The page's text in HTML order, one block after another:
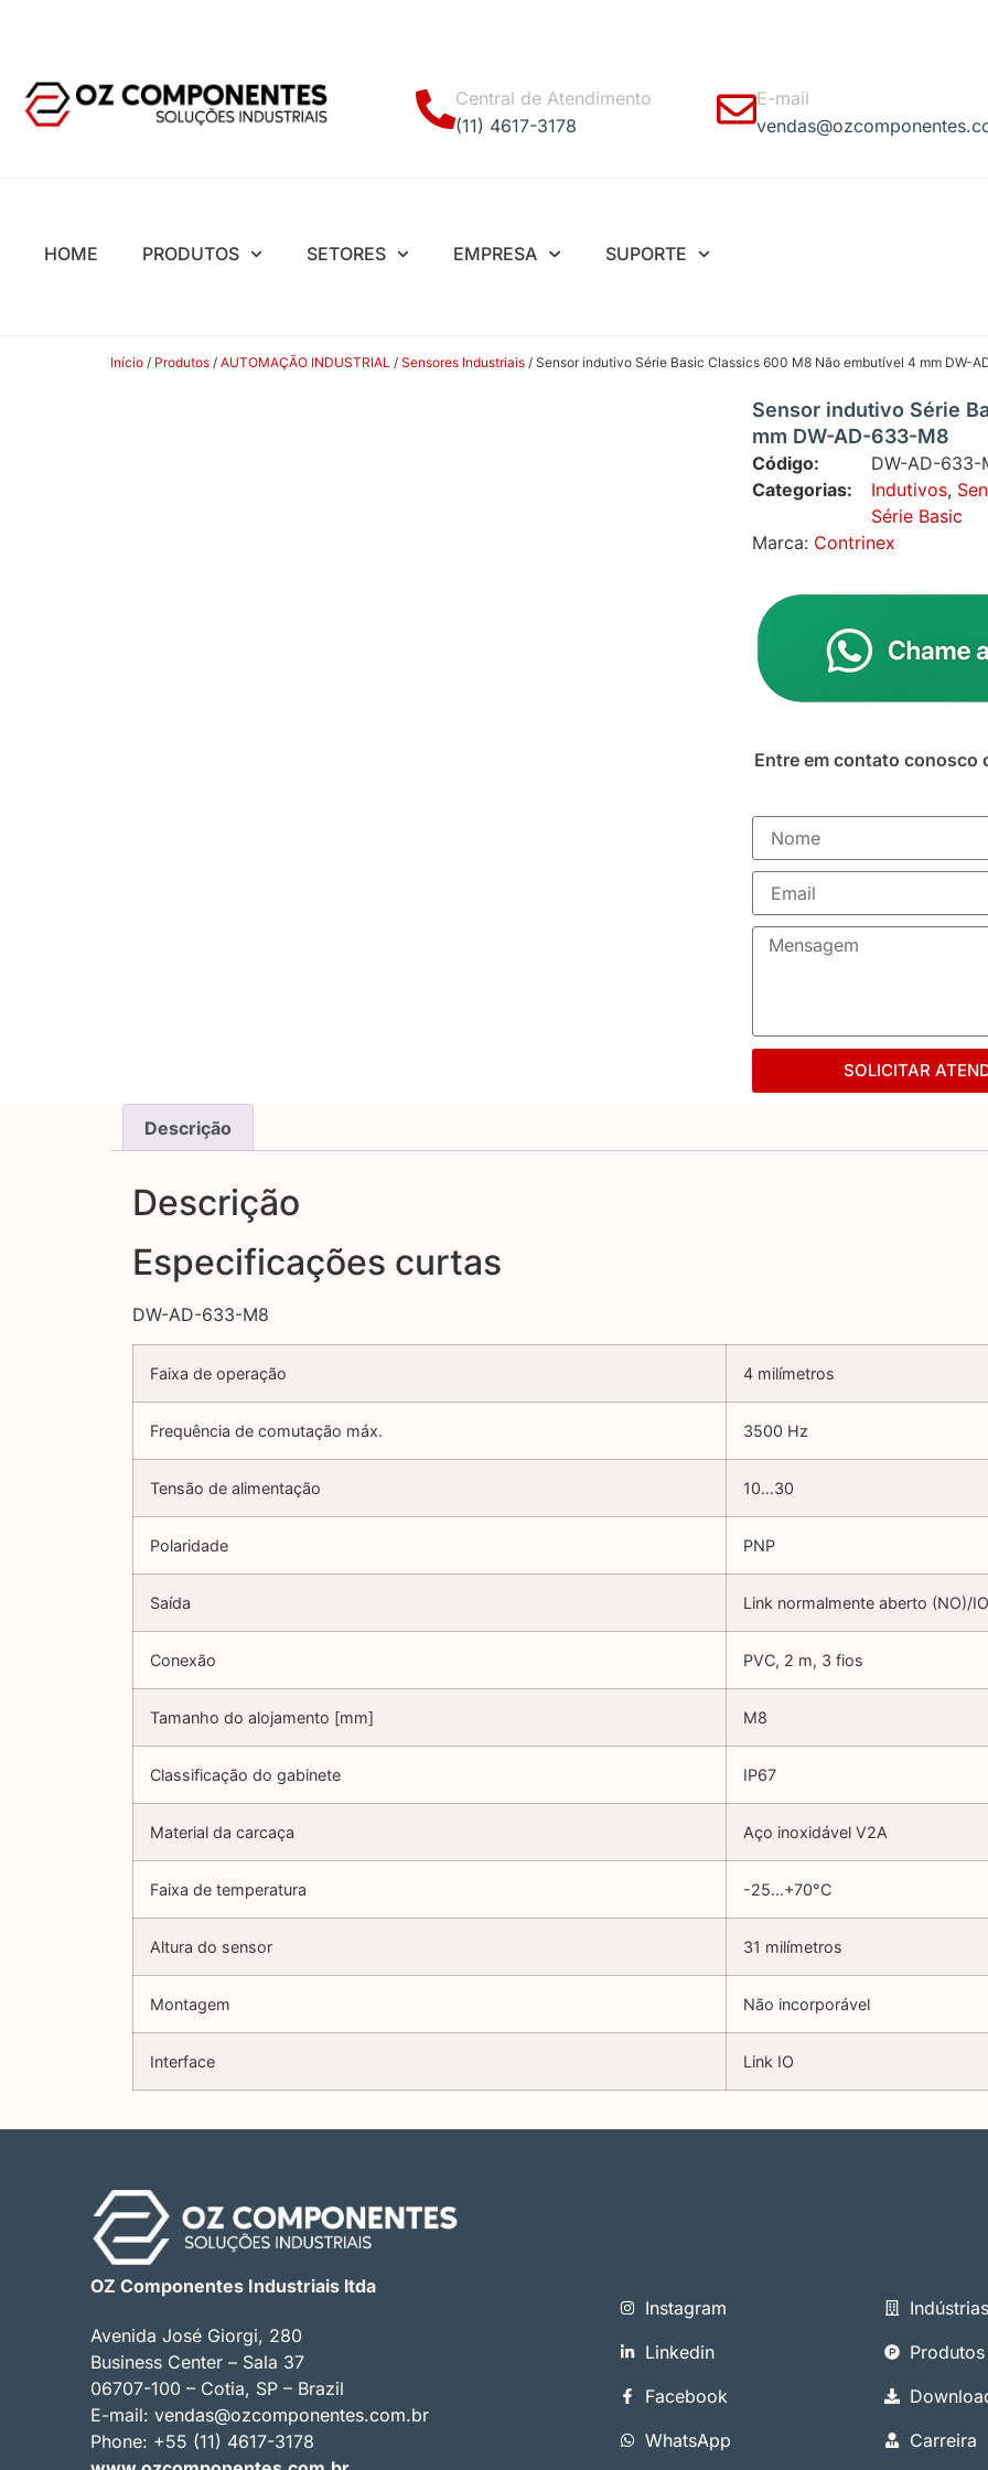
Central de Atendimento
(11) 4617-3178
E-mail
HOME PRODUTOS SETORES EMPRESA SUPORTE
Início / Produtos / AUTOMAÇÃO INDUSTRIAL / Sensores Industriais / Sensor indutivo Série Basic Classics 600 M8 Não embutível 4 mm DW-
Sensor indutivo Série
mm DW-AD-633-M8
Código:
DW-AD-633-
Categorias:
Indutivos,
Série Basic
Marca: Contrinex
Entre em contato conosco
SOLICITAR
Descrição
Descrição
Especificações curtas
DW-AD-633-M8
Faixa de operação 4 milímetros
Frequência de comutação máx. 3500 Hz
Tensão de alimentação 10…30
Polaridade PNP
Saída Link normalmente aberto (NO)/IO
Conexão PVC, 2 m, 3 fios
Tamanho do alojamento [mm] M8
Classificação do gabinete IP67
Material da carcaça Aço inoxidável V2A
Faixa de temperatura -25…+70°C
Altura do sensor 31 milímetros
Montagem Não incorporável
Interface Link IO
OZ Componentes Industriais ltda
Avenida José Giorgi, 280
Business Center – Sala 37
06707-100 – Cotia, SP – Brazil
E-mail: vendas@ozcomponentes.com.br
Phone: +55 (11) 4617-3178
Instagram
Linkedin
Facebook
WhatsApp
Indústrias
Produtos
Carreira